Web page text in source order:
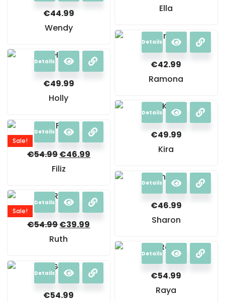
Ella
€44.99
Wendy
Details
€42.99
Ramona
Details
€49.99
Holly
Details
€49.99
Kira
Sale!
Details
€54.99€46.99
Filiz
Details
€46.99
Sharon
Sale!
Details
€54.99€39.99
Ruth
Details
€54.99
Raya
Details
€54.99